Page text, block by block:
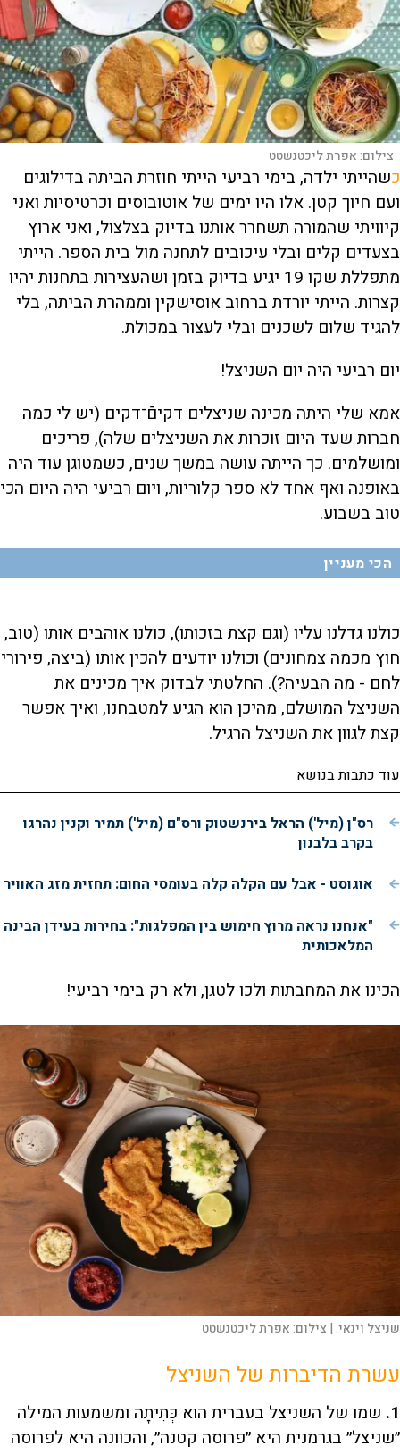
צילום:אפרת ליכטנשטט
כשהייתי ילדה, בימי רביעי הייתי חוזרת הביתה בדילוגים
ועם חיוך קטן. אלו היו ימים של אוטובוסים וכרטיסיות ואני
קיוויתי שהמורה תשחרר אותנו בדיוק בצלצול, ואני ארוץ
בצעדים קלים ובלי עיכובים לתחנה מול בית הספר. הייתי
מתפללת שקו 19 יגיע בדיוק בזמן ושהעצירות בתחנות יהיו
קצרות. הייתי יורדת ברחוב אוסישקין וממהרת הביתה, בלי
להגיד שלום לשכנים ובלי לעצור במכולת.
יום רביעי היה יום השניצל!
אמא שלי היתה מכינה שניצלים דקיםֿ־דקים (יש לי כמה
חברות שעד היום זוכרות את השניצלים שלה), פריכים
ומושלמים. כך הייתה עושה במשך שנים, כשמטוגן עוד היה
באופנה ואף אחד לא ספר קלוריות, ויום רביעי היה היום הכי
טוב בשבוע.
הכי מעניין
כולנו גדלנו עליו (וגם קצת בזכותו), כולנו אוהבים אותו (טוב,
חוץ מכמה צמחונים) וכולנו יודעים להכין אותו (ביצה, פירורי
לחם - מה הבעיה?). החלטתי לבדוק איך מכינים את
השניצל המושלם, מהיכן הוא הגיע למטבחנו, ואיך אפשר
קצת לגוון את השניצל הרגיל.
עוד כתבות בנושא
רס"ן (מיל') הראל בירנשטוק ורס"ם (מיל') תמיר וקנין נהרגו
בקרב בלבנון
אוגוסט - אבל עם הקלה קלה בעומסי החום: תחזית מזג האוויר
"אנחנו נראה מרוץ חימוש בין המפלגות": בחירות בעידן הבינה
המלאכותית
הכינו את המחבתות ולכו לטגן, ולא רק בימי רביעי!
שניצל וינאי. | צילום:אפרת ליכטנשטט
עשרת הדיברות של השניצל
1. שמו של השניצל בעברית הוא כְּתִיתָה ומשמעות המילה
״שניצל״ בגרמנית היא ״פרוסה קטנה״, והכוונה היא לפרוסה